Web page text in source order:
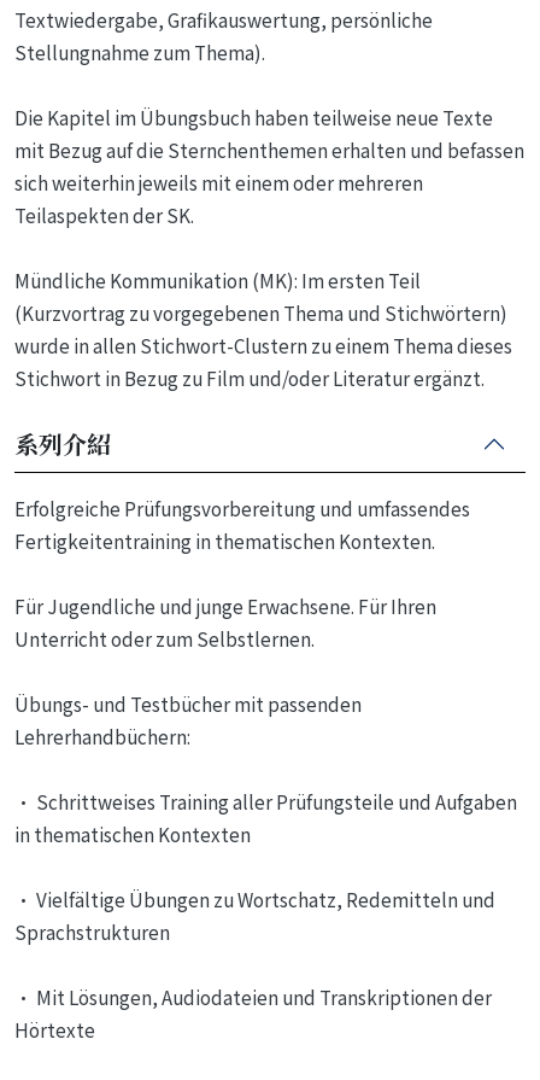
Textwiedergabe, Grafikauswertung, persönliche
Stellungnahme zum Thema).
Die Kapitel im Übungsbuch haben teilweise neue Texte
mit Bezug auf die Sternchenthemen erhalten und befassen
sich weiterhin jeweils mit einem oder mehreren
Teilaspekten der SK.
Mündliche Kommunikation (MK): Im ersten Teil
(Kurzvortrag zu vorgegebenen Thema und Stichwörtern)
wurde in allen Stichwort-Clustern zu einem Thema dieses
Stichwort in Bezug zu Film und/oder Literatur ergänzt.
系列介紹
Erfolgreiche Prüfungsvorbereitung und umfassendes
Fertigkeitentraining in thematischen Kontexten.
Für Jugendliche und junge Erwachsene. Für Ihren
Unterricht oder zum Selbstlernen.
Übungs- und Testbücher mit passenden
Lehrerhandbüchern:
• Schrittweises Training aller Prüfungsteile und Aufgaben
in thematischen Kontexten
• Vielfältige Übungen zu Wortschatz, Redemitteln und
Sprachstrukturen
• Mit Lösungen, Audiodateien und Transkriptionen der
Hörtexte